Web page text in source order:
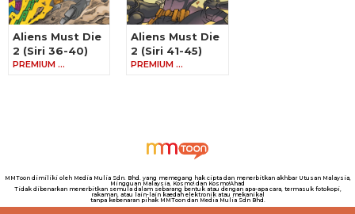
Aliens Must Die
2 (Siri 36-40)
PREMIUM …
Aliens Must Die
2 (Siri 41-45)
PREMIUM …
MMToon dimiliki oleh Media Mulia Sdn. Bhd. yang memegang hak cipta dan menerbitkan akhbar Utusan Malaysia,
Mingguan Malaysia, Kosmo! dan Kosmo!Ahad
Tidak dibenarkan menerbitkan semula dalam sebarang bentuk atau dengan apa-apa cara, termasuk fotokopi,
rakaman, atau lain-lain kaedah elektronik atau mekanikal
tanpa kebenaran pihak MMToon dan Media Mulia Sdn Bhd.